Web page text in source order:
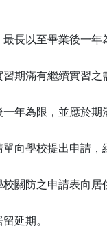
長以至畢業後一年
期滿有繼續實習之
年為限，並應於期
向學校提出申請，
關防之申請表向居
延期。